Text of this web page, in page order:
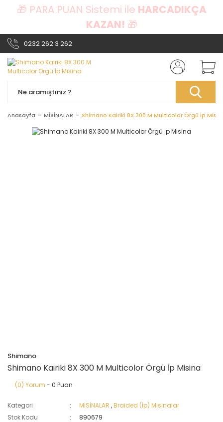
🎁 PARA PUAN Sistemi ile HARCADIKÇA
KAZAN! 🎁
0232 262 3 262
Anasayfa MİSİNALAR Shimano Kairiki 8X 300 M Multicolor Örgü İp
Shimano
Shimano Kairiki 8X 300 M Multicolor Örgü İp Misina
(0) Yorum - 0 Puan
Kategori MİSİNALAR ,Braided (İp) Misinalar
Stok Kodu
890679